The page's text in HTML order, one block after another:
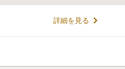
ちの方はお墓を建立することができ
いて、九州自動車道「新門司」から
インター」から車で約12分のためアク
移動の際も、区画ごとに分かれた各
詳細を見る